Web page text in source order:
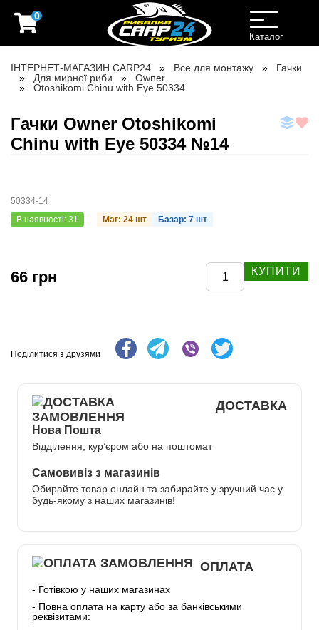
0
Toggle
navigation
Каталог
ІНТЕРНЕТ-МАГАЗИН CARP24 Все для монтажу
Гачки
Для мирної риби
Owner
Otoshikomi Chinu with Eye 50334
Гачки Owner Otoshikomi
Chinu with Eye 50334 №14
50334-14
В наявності: 31
Маг: 24 шт Базар: 7 шт
66 грн КУПИТИ
Поділитися з друзями
ДОСТАВКА
Нова Пошта
Відділення, кур’єром або на поштомат
Самовивіз з магазинів
Обирайте товар онлайн та забирайте у зручний час у
будь-якому з наших магазинів!
ОПЛАТА
- Готівкою у наших магазинах
- Повна оплата на карту або за банківськими
реквізитами: